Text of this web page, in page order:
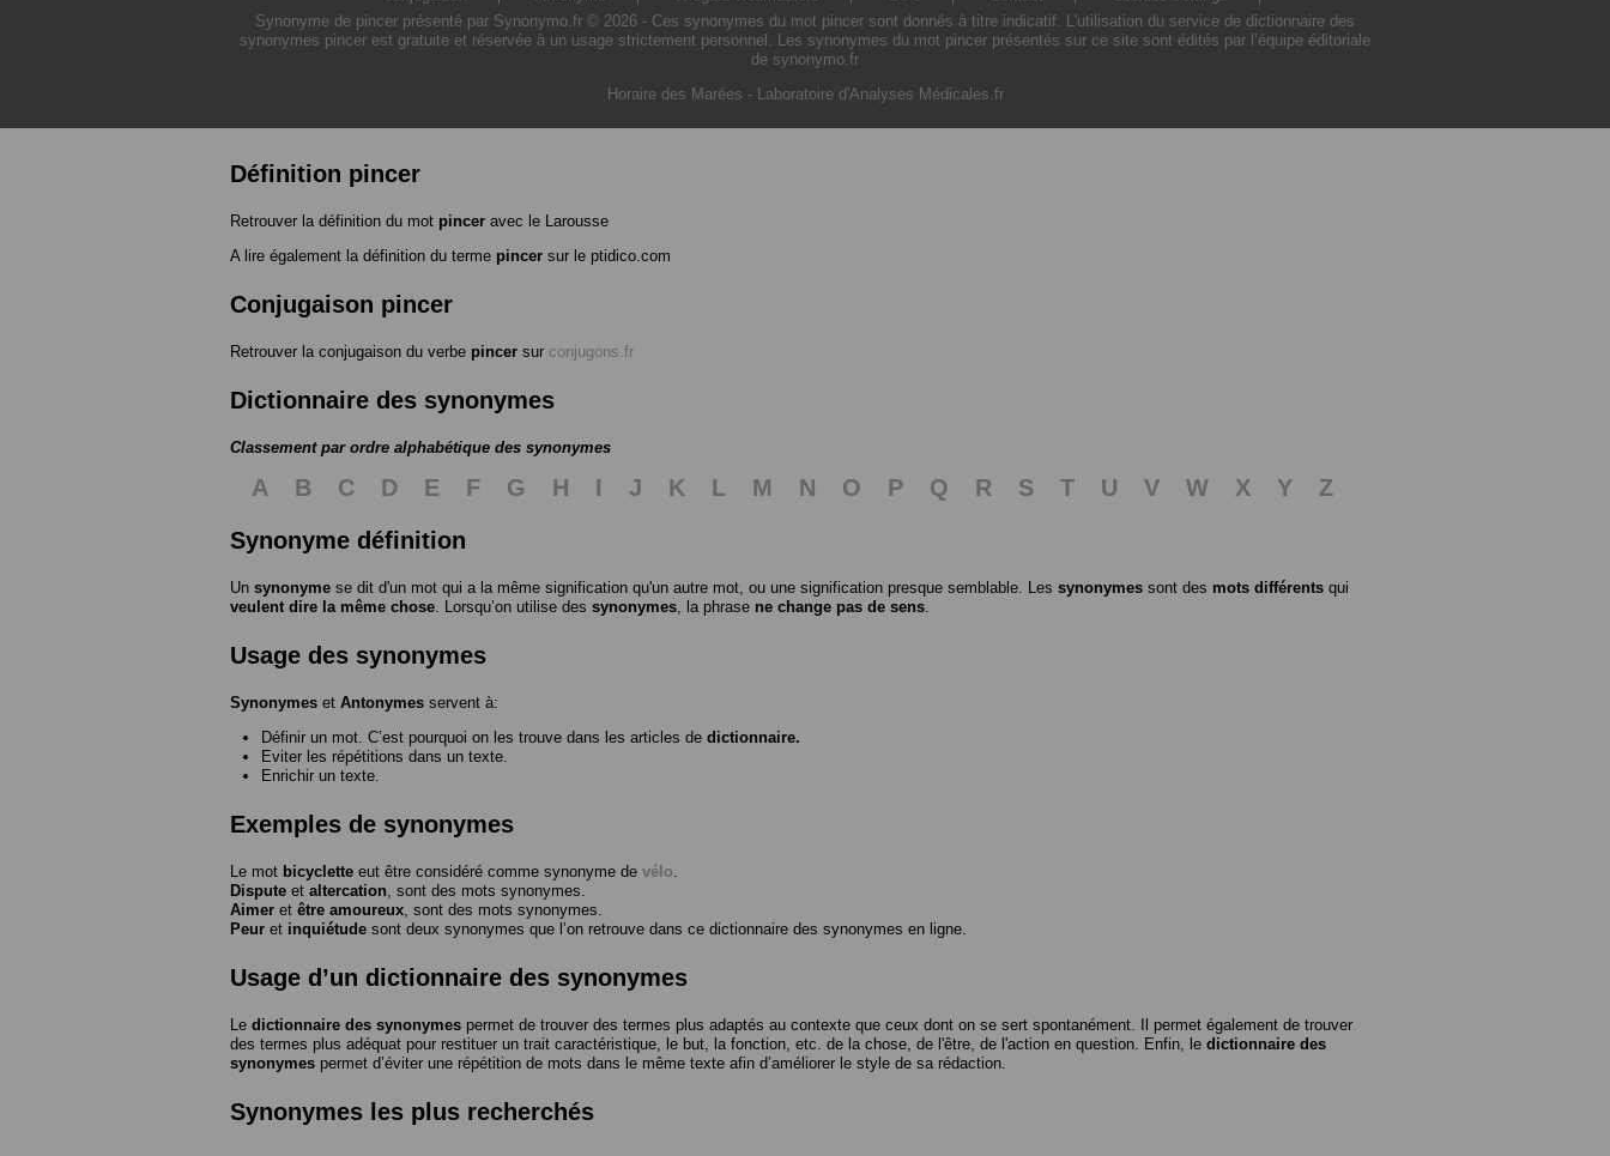
Synonyme de pincer présenté par Synonymo.fr © 2026 - Ces synonymes du mot pincer sont donnés à titre indicatif. L'utilisation du service de dictionnaire des
synonymes pincer est gratuite et réservée à un usage strictement personnel. Les synonymes du mot pincer présentés sur ce site sont édités par l’équipe éditoriale
de synonymo.fr
Horaire des Marées - Laboratoire d'Analyses Médicales.fr
Définition pincer
Retrouver la définition du mot pincer avec le Larousse
A lire également la définition du terme pincer sur le ptidico.com
Conjugaison pincer
Retrouver la conjugaison du verbe pincer sur conjugons.fr
Dictionnaire des synonymes
Classement par ordre alphabétique des synonymes
A B C D E F G H I J K L M N O P Q R S T U V W X Y
Z
Synonyme définition
Un synonyme se dit d'un mot qui a la même signification qu'un autre mot, ou une signification presque semblable. Les synonymes sont des mots différents qui
veulent dire la même chose. Lorsqu’on utilise des synonymes, la phrase ne change pas de sens.
Usage des synonymes
Synonymes et Antonymes servent à:
Définir un mot. C’est pourquoi on les trouve dans les articles de dictionnaire.
Eviter les répétitions dans un texte.
Enrichir un texte.
Exemples de synonymes
Le mot bicyclette eut être considéré comme synonyme de vélo.
Dispute et altercation, sont des mots synonymes.
Aimer et être amoureux, sont des mots synonymes.
Peur et inquiétude sont deux synonymes que l’on retrouve dans ce dictionnaire des synonymes en ligne.
Usage d’un dictionnaire des synonymes
Le dictionnaire des synonymes permet de trouver des termes plus adaptés au contexte que ceux dont on se sert spontanément. Il permet également de trouver
des termes plus adéquat pour restituer un trait caractéristique, le but, la fonction, etc. de la chose, de l'être, de l'action en question. Enfin, le dictionnaire des
synonymes permet d’éviter une répétition de mots dans le même texte afin d’améliorer le style de sa rédaction.
Synonymes les plus recherchés